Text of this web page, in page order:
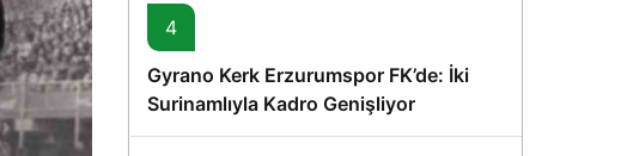
4
Gyrano Kerk Erzurumspor FK’de: İki
Surinamlıyla Kadro Genişliyor